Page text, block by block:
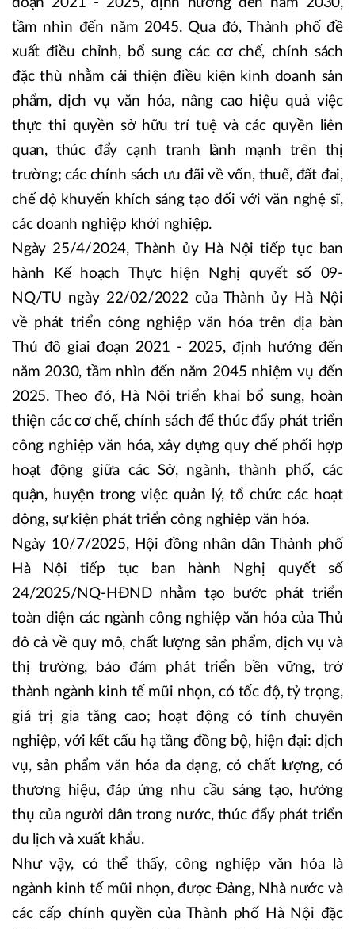
tầm nhìn đến năm 2045. Qua đó, Thành phố đề
xuất điều chỉnh, bổ sung các cơ chế, chính sách
đặc thù nhằm cải thiện điều kiện kinh doanh sản
phẩm, dịch vụ văn hóa, nâng cao hiệu quả việc
thực thi quyền sở hữu trí tuệ và các quyền liên
quan, thúc đẩy cạnh tranh lành mạnh trên thị
trường; các chính sách ưu đãi về vốn, thuế, đất đai,
chế độ khuyến khích sáng tạo đối với văn nghệ sĩ,
các doanh nghiệp khởi nghiệp.
Ngày 25/4/2024, Thành ủy Hà Nội tiếp tục ban
hành Kế hoạch Thực hiện Nghị quyết số 09-
NQ/TU ngày 22/02/2022 của Thành ủy Hà Nội
về phát triển công nghiệp văn hóa trên địa bàn
Thủ đô giai đoạn 2021 - 2025, định hướng đến
năm 2030, tầm nhìn đến năm 2045 nhiệm vụ đến
2025. Theo đó, Hà Nội triển khai bổ sung, hoàn
thiện các cơ chế, chính sách để thúc đẩy phát triển
công nghiệp văn hóa, xây dựng quy chế phối hợp
hoạt động giữa các Sở, ngành, thành phố, các
quận, huyện trong việc quản lý, tổ chức các hoạt
động, sự kiện phát triển công nghiệp văn hóa.
Ngày 10/7/2025, Hội đồng nhân dân Thành phố
Hà Nội tiếp tục ban hành Nghị quyết số
24/2025/NQ-HĐND nhằm tạo bước phát triển
toàn diện các ngành công nghiệp văn hóa của Thủ
đô cả về quy mô, chất lượng sản phẩm, dịch vụ và
thị trường, bảo đảm phát triển bền vững, trở
thành ngành kinh tế mũi nhọn, có tốc độ, tỷ trọng,
giá trị gia tăng cao; hoạt động có tính chuyên
nghiệp, với kết cấu hạ tầng đồng bộ, hiện đại: dịch
vụ, sản phẩm văn hóa đa dạng, có chất lượng, có
thương hiệu, đáp ứng nhu cầu sáng tạo, hưởng
thụ của người dân trong nước, thúc đẩy phát triển
du lịch và xuất khẩu.
Như vậy, có thể thấy, công nghiệp văn hóa là
ngành kinh tế mũi nhọn, được Đảng, Nhà nước và
các cấp chính quyền của Thành phố Hà Nội đặc